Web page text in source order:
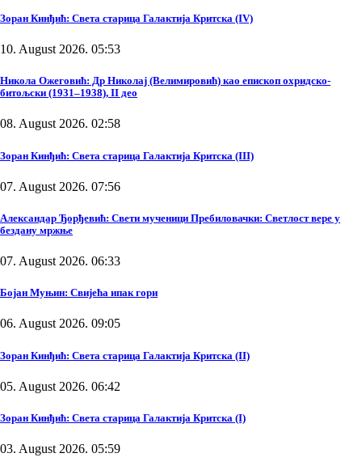
Зоран Кинђић: Света старица Галактија Критска (IV)
10. August 2026. 05:53
Никола Ожеговић: Др Николај (Велимировић) као епископ охридско-
битољски (1931–1938), II део
08. August 2026. 02:58
Зоран Кинђић: Света старица Галактија Критска (III)
07. August 2026. 07:56
Александар Ђорђевић: Свети мученици Пребиловачки: Светлост вере у
бездану мржње
07. August 2026. 06:33
Бојан Муњин: Свијећа ипак гори
06. August 2026. 09:05
Зоран Кинђић: Света старица Галактија Критска (II)
05. August 2026. 06:42
Зоран Кинђић: Света старица Галактија Критска (I)
03. August 2026. 05:59